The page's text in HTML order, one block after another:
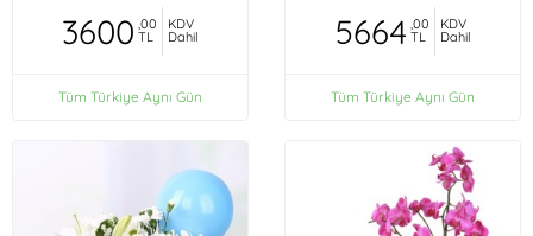
3600 ,00
TL
KDV
Dahil
Tüm Türkiye Aynı Gün
5664 ,00
TL
KDV
Dahil
Tüm Türkiye Aynı Gün